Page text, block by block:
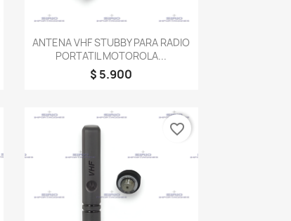
Vista rápida
ANTENA VHF STUBBY PARA RADIO
PORTATIL MOTOROLA...
$ 5.900
favorite_border